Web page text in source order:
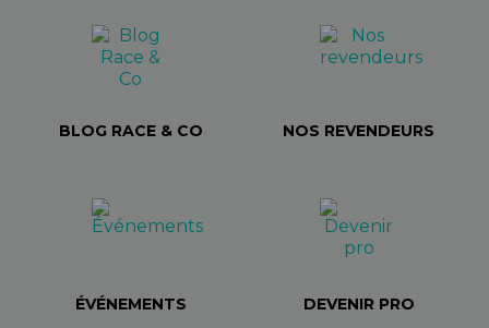
BLOG RACE & CO NOS REVENDEURS
ÉVÉNEMENTS DEVENIR PRO